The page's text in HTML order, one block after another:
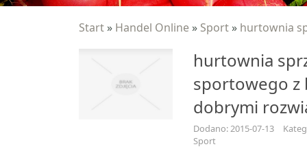
Start » Handel Online » Sport » hurtownia
hurtownia
sportowego z
dobrymi
Dodano: 2015-07-13
Sport